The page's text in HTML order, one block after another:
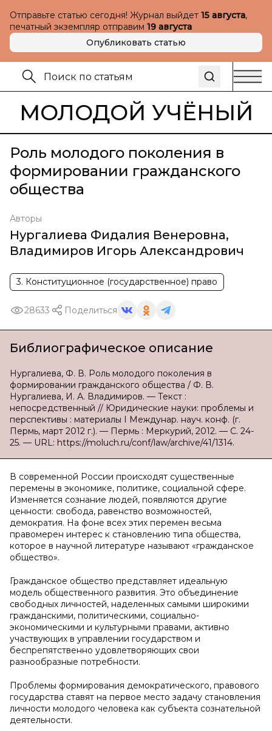
Отправьте статью сегодня! Журнал выйдет 15 августа,
печатный экземпляр отправим 19 августа
Опубликовать статью
МОЛОДОЙ УЧЁНЫЙ
Роль молодого поколения в
формировании гражданского
общества
Авторы
Нургалиева Фидалия Венеровна,
Владимиров Игорь Александрович
3. Конституционное (государственное) право
28633 Поделиться
Библиографическое описание
Нургалиева, Ф. В. Роль молодого поколения в
формировании гражданского общества / Ф. В.
Нургалиева, И. А. Владимиров. — Текст :
непосредственный // Юридические науки: проблемы и
перспективы : материалы I Междунар. науч. конф. (г.
Пермь, март 2012 г.). — Пермь : Меркурий, 2012. — С. 24-
25. — URL: https://moluch.ru/conf/law/archive/41/1314.
В современной России происходят существенные
перемены в экономике, политике, социальной сфере.
Изменяется сознание людей, появляются другие
ценности: свобода, равенство возможностей,
демократия. На фоне всех этих перемен весьма
правомерен интерес к становлению типа общества,
которое в научной литературе называют «гражданское
общество».
Гражданское общество представляет идеальную
модель общественного развития. Это объединение
свободных личностей, наделенных самыми широкими
гражданскими, политическими, социально-
экономическими и культурными правами, активно
участвующих в управлении государством и
беспрепятственно удовлетворяющих свои
разнообразные потребности.
Проблемы формирования демократического, правового
государства ставят на первое место задачу становления
личности молодого человека как субъекта сознательной
деятельности.